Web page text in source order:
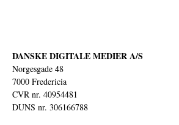
DANSKE DIGITALE MEDIER A/S
Norgesgade 48
7000 Fredericia
CVR nr. 40954481
DUNS nr. 306166788